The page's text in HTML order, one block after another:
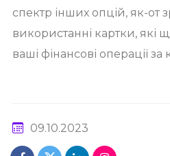
спектр інших опцій, як-от
використанні картки, які
ваші фінансові операції
09.10.2023